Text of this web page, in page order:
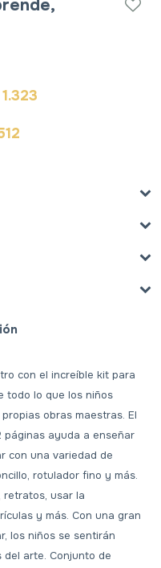
1.323
con el increíble kit para
todo lo que los niños
obras maestras. El
páginas ayuda a enseñar
con una variedad de
rotulador fino y más.
retratos, usar la
y más. Con una gran
los niños se sentirán
arte. Conjunto de